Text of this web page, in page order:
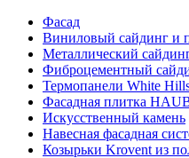
Фасад
Виниловый сайдинг и
Металлический
Фиброцементный
Термопанели White
Фасадная плитка
Искусственный камень
Навесная фасадная
Козырьки Krovent из